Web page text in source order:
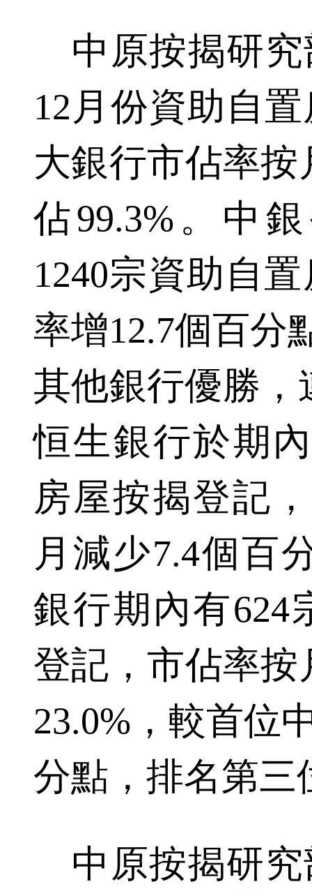
中原按揭研究
12月份資助自
大銀行市佔率按
佔99.3%。中
1240宗資助自
率增12.7個百分
其他銀行優勝
恒生銀行於期
房屋按揭登記
月減少7.4個百
銀行期內有624
登記，市佔率按
23.0%，較首位
分點，排名第三
中原按揭研究